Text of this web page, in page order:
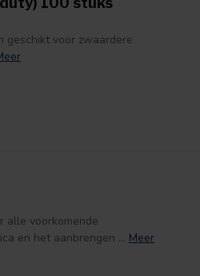
geschikt voor zwaardere
alle voorkomende
en het aanbrengen ... Meer